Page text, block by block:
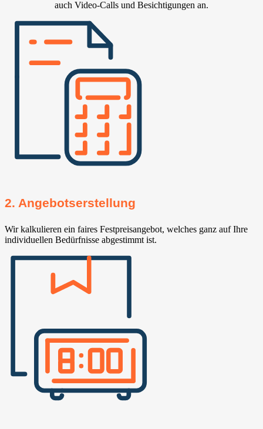
auch Video-Calls und Besichtigungen an.
2. Angebotserstellung
Wir kalkulieren ein faires Festpreisangebot, welches ganz auf Ihre
individuellen Bedürfnisse abgestimmt ist.